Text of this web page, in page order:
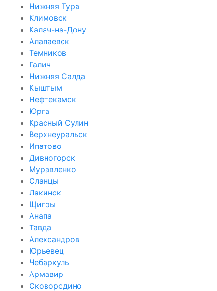
Нижняя Тура
Климовск
Калач-на-Дону
Алапаевск
Темников
Галич
Нижняя Салда
Кыштым
Нефтекамск
Юрга
Красный Сулин
Верхнеуральск
Ипатово
Дивногорск
Муравленко
Сланцы
Лакинск
Щигры
Анапа
Тавда
Александров
Юрьевец
Чебаркуль
Армавир
Сковородино